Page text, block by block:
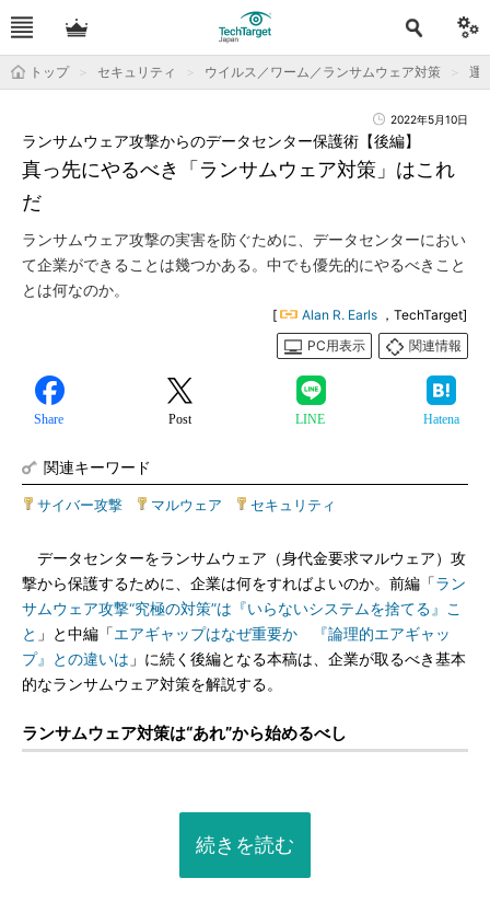
トップ セキュリティ ウイルス／ワーム／ランサムウェア対策 運
2022年5月10日
真っ先にやるべき「ランサムウェア対策」はこれ
だ
ランサムウェア攻撃からのデータセンター保護術【後編】
ランサムウェア攻撃の実害を防ぐために、データセンターにおい
て企業ができることは幾つかある。中でも優先的にやるべきこと
とは何なのか。
[ Alan R. Earls ，TechTarget]
PC用表示
関連情報
Share Post LINE Hatena
関連キーワード
サイバー攻撃 マルウェア セキュリティ
データセンターをランサムウェア（身代金要求マルウェア）攻
撃から保護するために、企業は何をすればよいのか。前編「ラン
サムウェア攻撃“究極の対策”は『いらないシステムを捨てる』こ
と 」と中編「エアギャップはなぜ重要か 『論理的エアギャッ
プ』との違いは 」に続く後編となる本稿は、企業が取るべき基本
的なランサムウェア対策を解説する。
ランサムウェア対策は“あれ”から始めるべし
続きを読む